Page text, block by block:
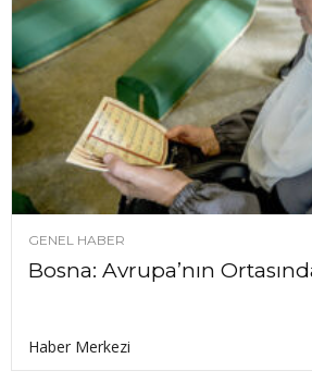
GENEL HABER
Bosna: Avrupa’nın
Haber Merkezi